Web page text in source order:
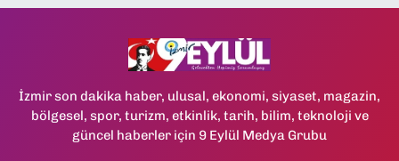
İzmir son dakika haber, ulusal, ekonomi, siyaset, magazin,
bölgesel, spor, turizm, etkinlik, tarih, bilim, teknoloji ve
güncel haberler için 9 Eylül Medya Grubu